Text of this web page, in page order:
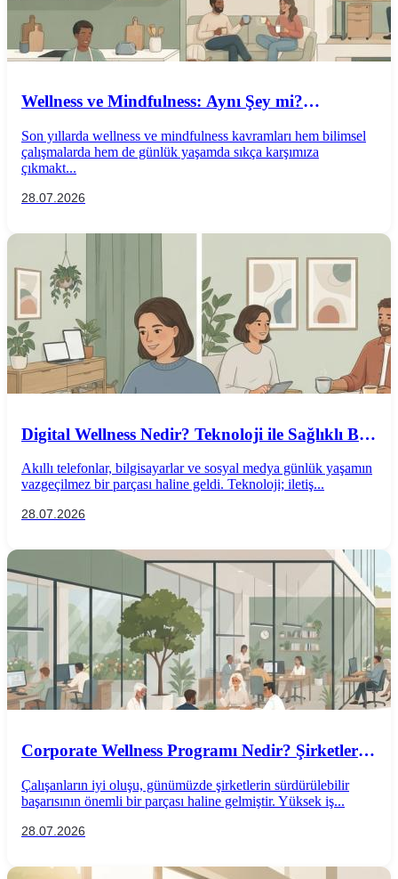
Wellness ve Mindfulness: Aynı Şey mi?
Son yıllarda wellness ve mindfulness kavramları hem bilimsel
çalışmalarda hem de günlük yaşamda sıkça karşımıza
çıkmakt...
28.07.2026
Digital Wellness Nedir? Teknoloji ile Sağlıklı Bir
Akıllı telefonlar, bilgisayarlar ve sosyal medya günlük yaşamın
vazgeçilmez bir parçası haline geldi. Teknoloji; iletiş...
28.07.2026
Corporate Wellness Programı Nedir? Şirketler
Çalışanların iyi oluşu, günümüzde şirketlerin sürdürülebilir
başarısının önemli bir parçası haline gelmiştir. Yüksek iş...
28.07.2026